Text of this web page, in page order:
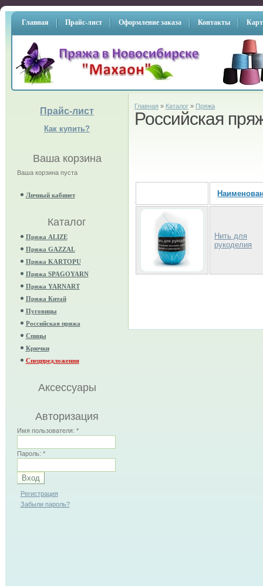
Главная Прайс-лист Оформление заказа Контакты
Прайс-лист
Как купить?
Ваша корзина
Ваша корзина пуста
Личный кабинет
Каталог
Пряжа ALIZE
Пряжа GAZZAL
Пряжа KARTOPU
Пряжа SPAGOYARN
Пряжа YARNART
Пряжа Китай
Пуговицы
Российская пряжа
Спицы
Крючки
Спецпредложения
Аксессуары
Авторизация
Имя пользователя: *
Пароль: *
Регистрация
Забыли пароль?
Главная » Каталог» Пряжа
Российская
Нить для
рукоделия